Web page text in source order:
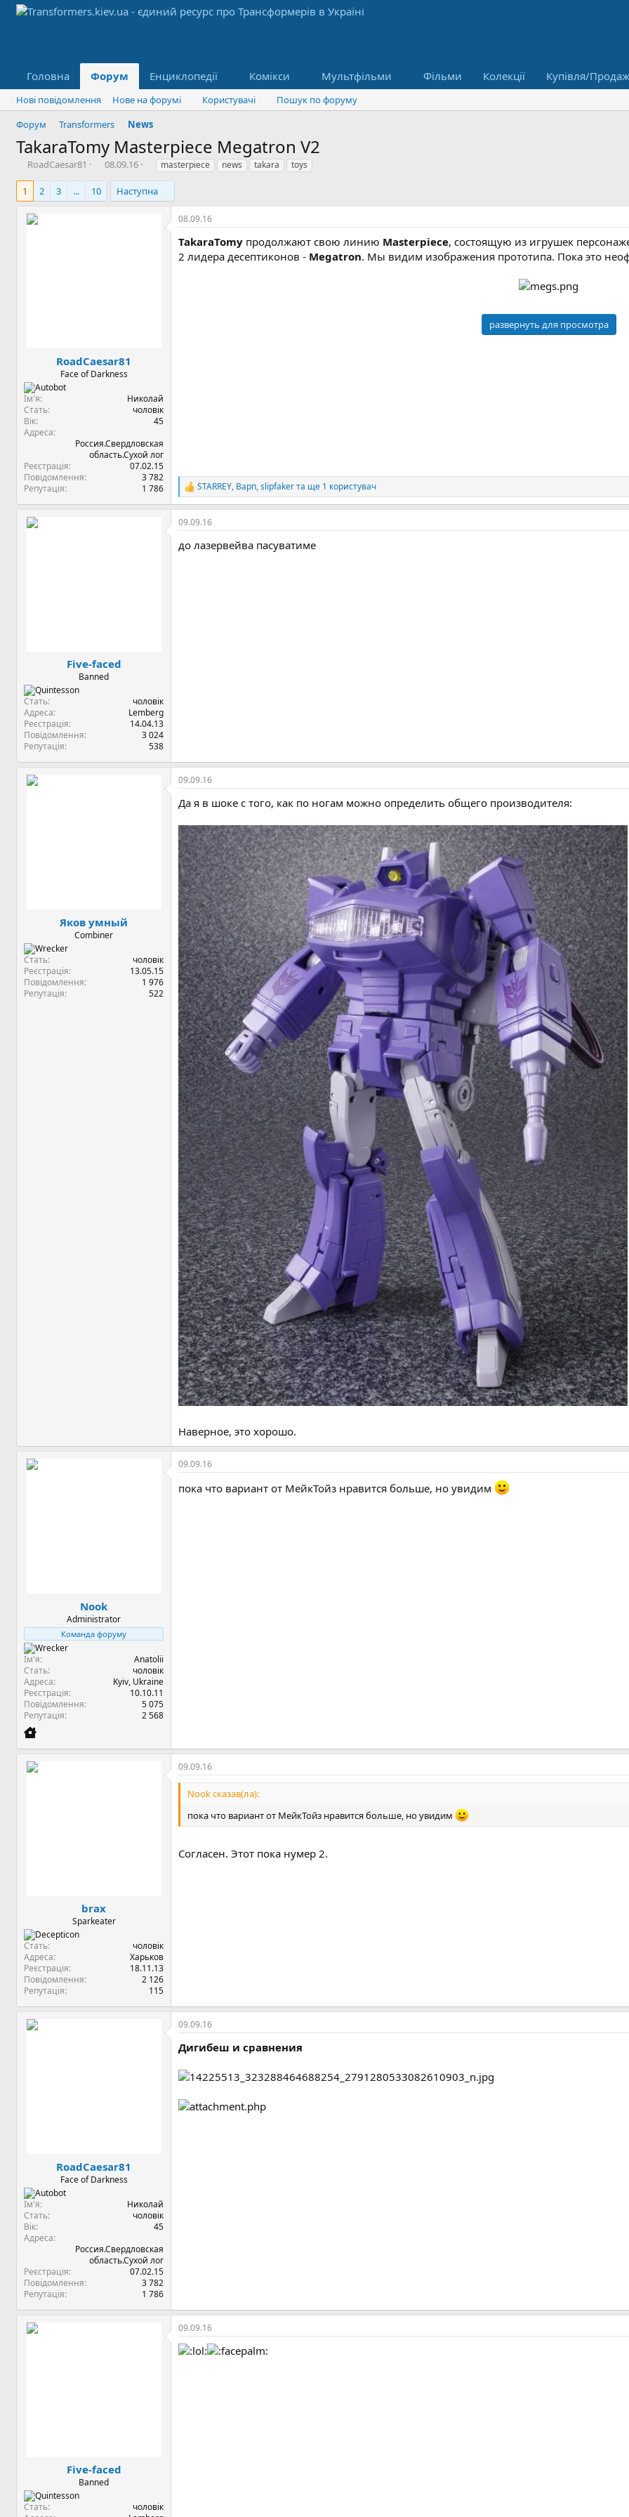
Головна Форум Енциклопедії Комікси Мультфільми Фільми Колекції Купівля/
Нові повідомлення Нове на форумі Користувачі
Пошук по форуму
Форум
Transformers News
TakaraTomy Masterpiece Megatron V2
А
о
р
т
RoadCaesar81
Д
а
08.09.16
Т
г
и
masterpiece news takara toys
1 2 3 ... 10 Наступна
RoadCaesar81
Face of Darkness
Ім'я
Николай
Стать
чоловік
Вік
45
Адреса
Россия.Свердловская
область.Сухой лог
Реєстрація
07.02.15
Повідомлення
3 782
Репутація
1 786
08.09.16
TakaraTomy продолжают свою линию Мasterpiece, состоящую из игрушек
2 лидера десептиконов - Megatron. Мы видим изображения прототипа. Пока это
развернуть для просмотра
Р
е
а
к
і
STARREY, Варп,slipfakerта ще 1 користувач
Five-faced
Banned
Стать
чоловік
Адреса
Lemberg
Реєстрація
14.04.13
Повідомлення
3 024
Репутація
538
09.09.16
до лазервейва пасуватиме
Яков умный
Combiner
Стать
чоловік
Реєстрація
13.05.15
Повідомлення
1 976
Репутація
522
09.09.16
Да я в шоке с того, как по ногам можно определить общего производителя:
Наверное, это хорошо.
Nook
Administrator
Команда форуму
Ім'я
Anatolii
Стать
чоловік
Адреса
Kyiv, Ukraine
Реєстрація
10.10.11
Повідомлення
5 075
Репутація
2 568
09.09.16
пока что вариант от МейкТойз нравится больше, но увидим
brax
Sparkeater
Стать
чоловік
Адреса
Харьков
Реєстрація
18.11.13
Повідомлення
2 126
Репутація
115
09.09.16
Nook сказав(ла):
пока что вариант от МейкТойз нравится больше, но увидим
Согласен. Этот пока нумер 2.
RoadCaesar81
Face of Darkness
Ім'я
Николай
Стать
чоловік
Вік
45
Адреса
Россия.Свердловская
область.Сухой лог
Реєстрація
07.02.15
Повідомлення
3 782
Репутація
1 786
09.09.16
Дигибеш и сравнения
Five-faced
Banned
Стать
чоловік
09.09.16